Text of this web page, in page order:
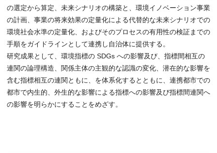
の選定から算定、未来シナリオの構築と、環境イノベーション事業
の計画、事業の将来効果の定量化による代替的な未来シナリオでの
環境社会水準の定量化、およびそのプロセスの有用性の検証までの
手順をガイドラインとして連携し自治体に提供する。
研究成果として、環境指標の SDGs への影響及び、指標間相互の
連関の論理構造、関係主体の主観的な認識の変化、潜在的な影響を
含む指標相互の連関ともに、を体系化するとともに、連携都市での
都市で内生的、外生的な影響による指標への影響及び指標間連関へ
の影響を明らかにすることをめざす。